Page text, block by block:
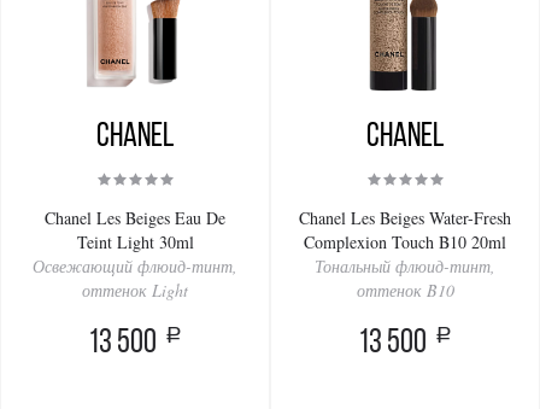
Chanel
Chanel Les Beiges Eau De
Teint Light 30ml
Освежающий флюид-тинт,
оттенок Light
13 500 a
Chanel
Chanel Les Beiges Water-Fresh
Complexion Touch B10 20ml
Тональный флюид-тинт,
оттенок B10
13 500 a